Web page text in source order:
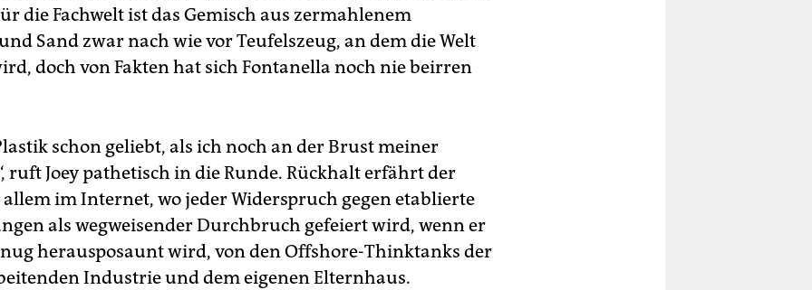
die Fachwelt ist das Gemisch aus zermahlenem
Sand zwar nach wie vor Teufelszeug, an dem die Welt
doch von Fakten hat sich Fontanella noch nie beirren
schon geliebt, als ich noch an der Brust meiner
ruft Joey pathetisch in die Runde. Rückhalt erfährt der
im Internet, wo jeder Widerspruch gegen etablierte
als wegweisender Durchbruch gefeiert wird, wenn er
herausposaunt wird, von den Offshore-Thinktanks der
Industrie und dem eigenen Elternhaus.